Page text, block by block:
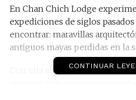
En Chan Chich Lodge
expediciones de siglos
encontrar: maravillas
antiguos mayas perdidas en la
Con una abundanciaCONTINUAR